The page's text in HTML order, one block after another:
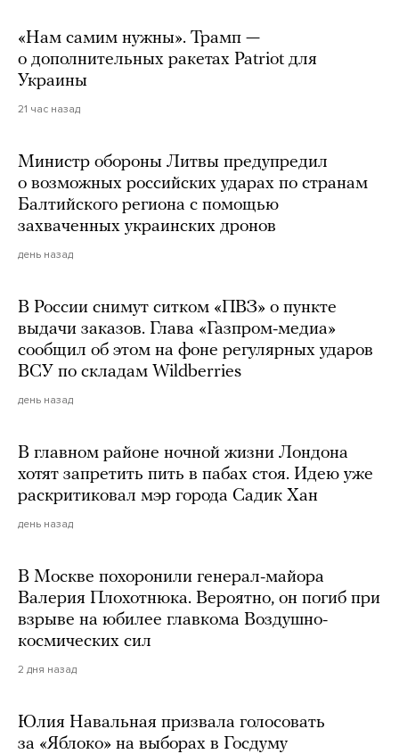
«Нам самим нужны». Трамп —
о дополнительных ракетах Patriot для
Украины
21 час назад
Министр обороны Литвы предупредил
о возможных российских ударах по странам
Балтийского региона с помощью
захваченных украинских дронов
день назад
В России снимут ситком «ПВЗ» о пункте
выдачи заказов. Глава «Газпром-медиа»
сообщил об этом на фоне регулярных ударов
ВСУ по складам Wildberries
день назад
В главном районе ночной жизни Лондона
хотят запретить пить в пабах стоя. Идею уже
раскритиковал мэр города Садик Хан
день назад
В Москве похоронили генерал-майора
Валерия Плохотнюка. Вероятно, он погиб при
взрыве на юбилее главкома Воздушно-
космических сил
2 дня назад
Юлия Навальная призвала голосовать
за «Яблоко» на выборах в Госдуму